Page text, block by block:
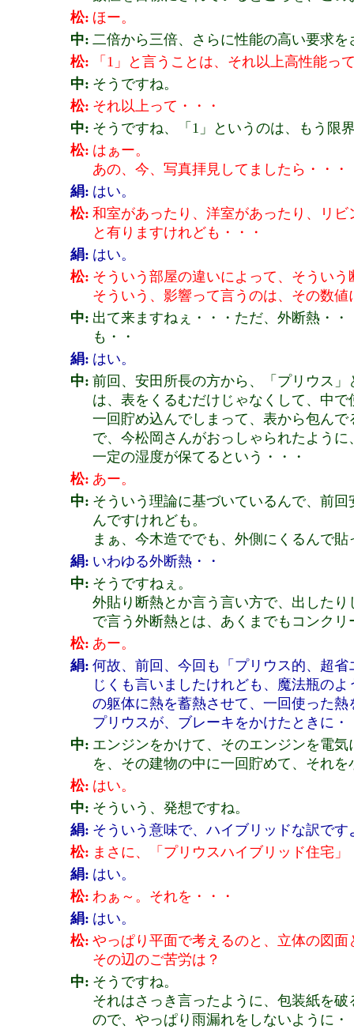
松: ほー。
中: 二倍から三倍、さらに性能の高い要求
松:
「1」と言うことは、それ以上高性能っ
中: そうですね。
松: それ以上って・・・
中: そうですね、「1」というのは、もう限
松: はぁー。
あの、今、写真拝見してましたら・・・
絹: はい。
松: 和室があったり、洋室があったり、リ
と有りますけれども・・・
絹: はい。
松: そういう部屋の違いによって、そうい
そういう、影響って言うのは、その数
中: 出て来ますねぇ・・・ただ、外断熱・
も・・
絹: はい。
中: 前回、安田所長の方から、「プリウス
は、表をくるむだけじゃなくして、中
一回貯め込んでしまって、表から包ん
で、今松岡さんがおっしゃられたよう
一定の湿度が保てるという・・・
松: あー。
中: そういう理論に基づいているんで、前
んですけれども。
まぁ、今木造ででも、外側にくるんで
絹: いわゆる外断熱・・
中: そうですねぇ。
外貼り断熱とか言う言い方で、出した
で言う外断熱とは、あくまでもコンク
松: あー。
絹: 何故、前回、今回も「プリウス的、超
じくも言いましたけれども、魔法瓶の
の躯体に熱を蓄熱させて、一回使った
プリウスが、ブレーキをかけたときに・
中: エンジンをかけて、そのエンジンを電
を、その建物の中に一回貯めて、それ
松: はい。
中: そういう、発想ですね。
絹: そういう意味で、ハイブリッドな訳です
松: まさに、「プリウスハイブリッド住宅」
絹: はい。
松: わぁ～。それを・・・
絹: はい。
松: やっぱり平面で考えるのと、立体の図
その辺のご苦労は？
中: そうですね。
それはさっき言ったように、包装紙を
ので、やっぱり雨漏れをしないように